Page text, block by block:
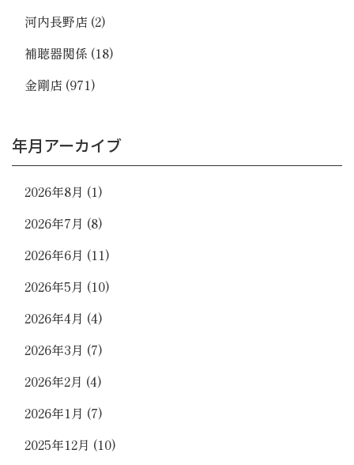
河内長野店 (2)
補聴器関係 (18)
金剛店 (971)
年月アーカイブ
2026年8月 (1)
2026年7月 (8)
2026年6月 (11)
2026年5月 (10)
2026年4月 (4)
2026年3月 (7)
2026年2月 (4)
2026年1月 (7)
2025年12月 (10)